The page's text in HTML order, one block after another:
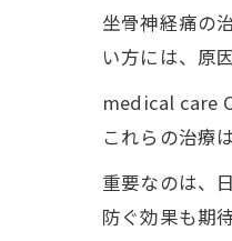
坐骨神経痛の
い方には、原
medical care
これらの治療
重要なのは、
防ぐ効果も期